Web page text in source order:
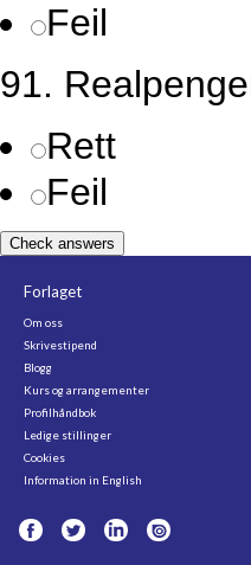
Feil
91.
Rett
Feil
Check answers
Forlaget
Om oss
Skrivestipend
Blogg
Kurs og arrangementer
Profilhåndbok
Ledige stillinger
Cookies
Information in English